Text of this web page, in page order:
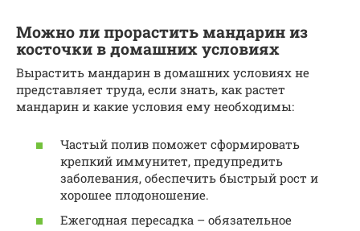
Можно ли прорастить мандарин из
косточки в домашних условиях
Вырастить мандарин в домашних условиях не
представляет труда, если знать, как растет
мандарин и какие условия ему необходимы:
Частый полив поможет сформировать
крепкий иммунитет, предупредить
заболевания, обеспечить быстрый рост и
хорошее плодоношение.
Ежегодная пересадка – обязательное